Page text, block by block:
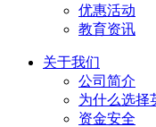
优惠活动
教育资讯
关于我们
公司简介
为什么选择
资金安全